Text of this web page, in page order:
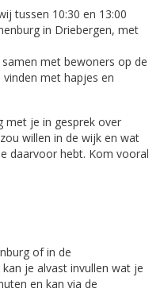
tussen 10:30 en 13:00
in Driebergen, met
met bewoners op de
met hapjes en
met je in gesprek over
willen in de wijk en wat
daarvoor hebt. Kom vooral
of in de
je alvast invullen wat je
en kan via de